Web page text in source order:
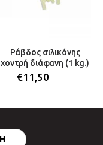
Ράβδος σιλικόνης
χοντρή διάφανη (1 kg.)
€11,50